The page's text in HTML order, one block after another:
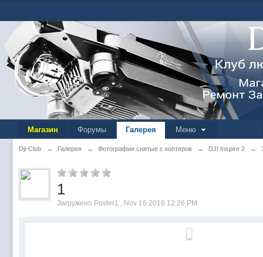
Магазин Форумы Галерея Меню
Dji-Club → Галерея → Фотографии снятые с коптеров → DJI Inspire 2 →
1
Загружено Poster1 , Nov 16 2016 12:26 PM